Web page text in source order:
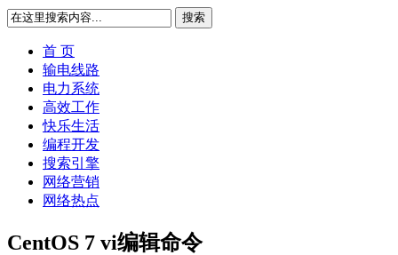
搜索
首 页
输电线路
电力系统
高效工作
快乐生活
编程开发
搜索引擎
网络营销
网络热点
CentOS 7 vi编辑命令